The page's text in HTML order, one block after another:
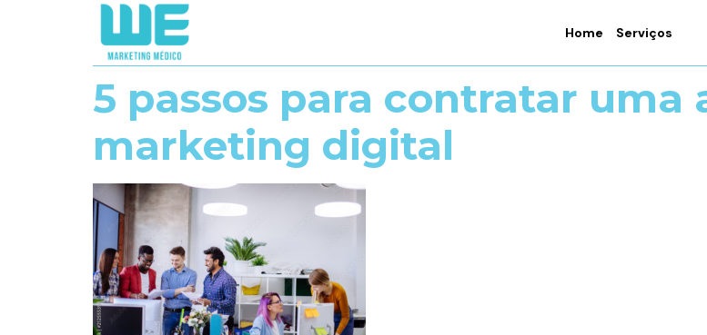
Home Serviços
5 passos para contratar uma
marketing digital